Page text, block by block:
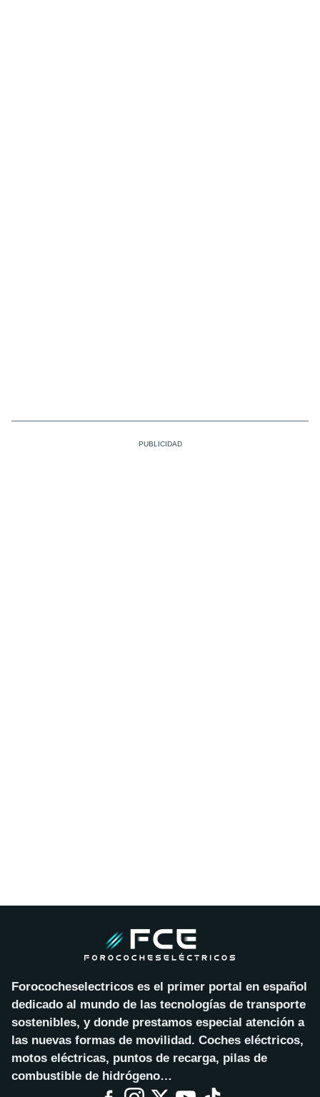
Forococheselectricos es el primer portal en español
dedicado al mundo de las tecnologías de transporte
sostenibles, y donde prestamos especial atención a
las nuevas formas de movilidad. Coches eléctricos,
motos eléctricas, puntos de recarga, pilas de
combustible de hidrógeno…